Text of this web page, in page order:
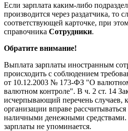
Если зарплата каким-либо
производится через раздатчика, то
соответствующей карточке, при
справочника Сотрудники.
Обратите внимание!
Выплата зарплаты иностранным
происходить с соблюдением
от 10.12.2003 № 173-ФЗ "О
валютном контроле". В ч. 2 ст. 14
исчерпывающий перечень случаев,
организации вправе
наличными денежными
зарплаты не упоминается.